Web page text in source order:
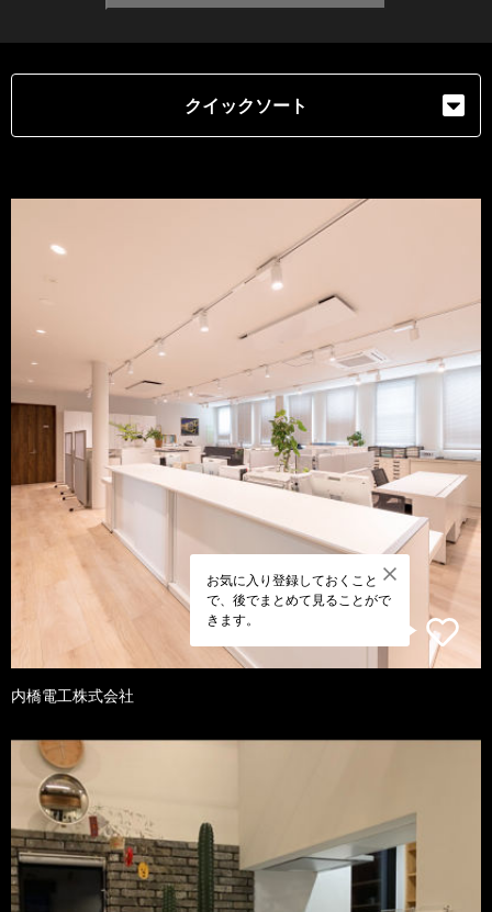
クイックソート
お気に入り登録しておくこと
で、後でまとめて見ることがで
きます。
内橋電工株式会社